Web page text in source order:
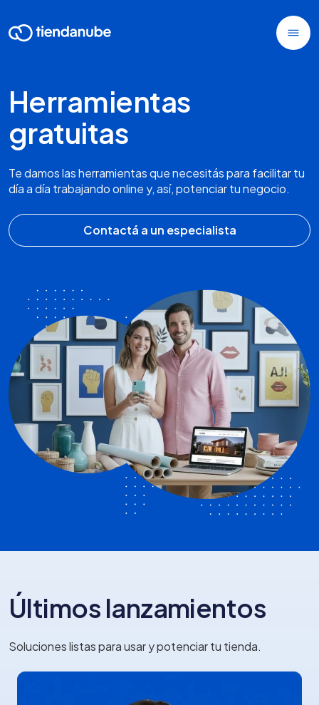
Herramientas
gratuitas
Te damos las herramientas que necesitás para facilitar tu
día a día trabajando online y, así, potenciar tu negocio.
Contactá a un especialista
Últimos lanzamientos
Soluciones listas para usar y potenciar tu tienda.